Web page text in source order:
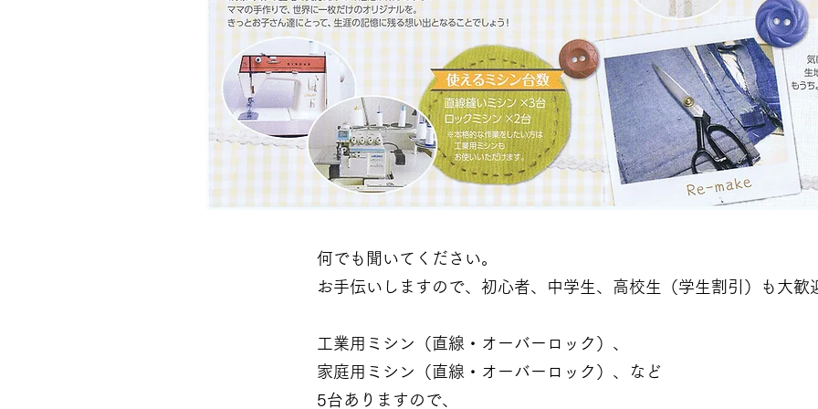
何でも聞いてください。
お手伝いしますので、初心者、中学生、高校生（学生割引）も大歓
工業用ミシン（直線・オーバーロック）、
家庭用ミシン（直線・オーバーロック）、など
5台ありますので、